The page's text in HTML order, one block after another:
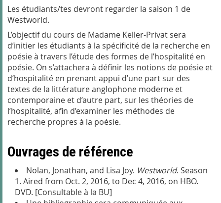
Les étudiants/tes devront regarder la saison 1 de
Westworld.
L’objectif du cours de Madame Keller-Privat sera
d’initier les étudiants à la spécificité de la recherche en
poésie à travers l’étude des formes de l’hospitalité en
poésie. On s’attachera à définir les notions de poésie et
d’hospitalité en prenant appui d’une part sur des
textes de la littérature anglophone moderne et
contemporaine et d’autre part, sur les théories de
l’hospitalité, afin d’examiner les méthodes de
recherche propres à la poésie.
Ouvrages de référence
Nolan, Jonathan, and Lisa Joy. Westworld. Season
1. Aired from Oct. 2, 2016, to Dec 4, 2016, on HBO.
DVD. [Consultable à la BU]